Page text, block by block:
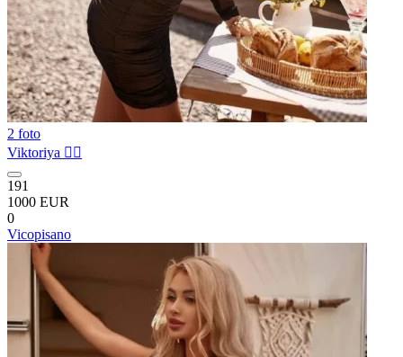
2 foto
Viktoriya ❤️‍🔥
191
1000 EUR
0
Vicopisano